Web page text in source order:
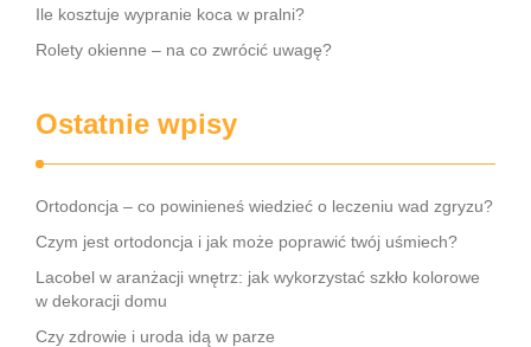
Ile kosztuje wypranie koca w pralni?
Rolety okienne – na co zwrócić uwagę?
Ostatnie wpisy
Ortodoncja – co powinieneś wiedzieć o leczeniu wad zgryzu?
Czym jest ortodoncja i jak może poprawić twój uśmiech?
Lacobel w aranżacji wnętrz: jak wykorzystać szkło kolorowe
w dekoracji domu
Czy zdrowie i uroda idą w parze